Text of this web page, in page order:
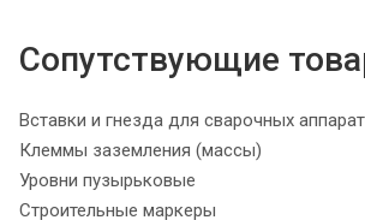
Сопутствующие
Вставки и гнезда для сварочных
Клеммы заземления (массы)
Уровни пузырьковые
Строительные маркеры